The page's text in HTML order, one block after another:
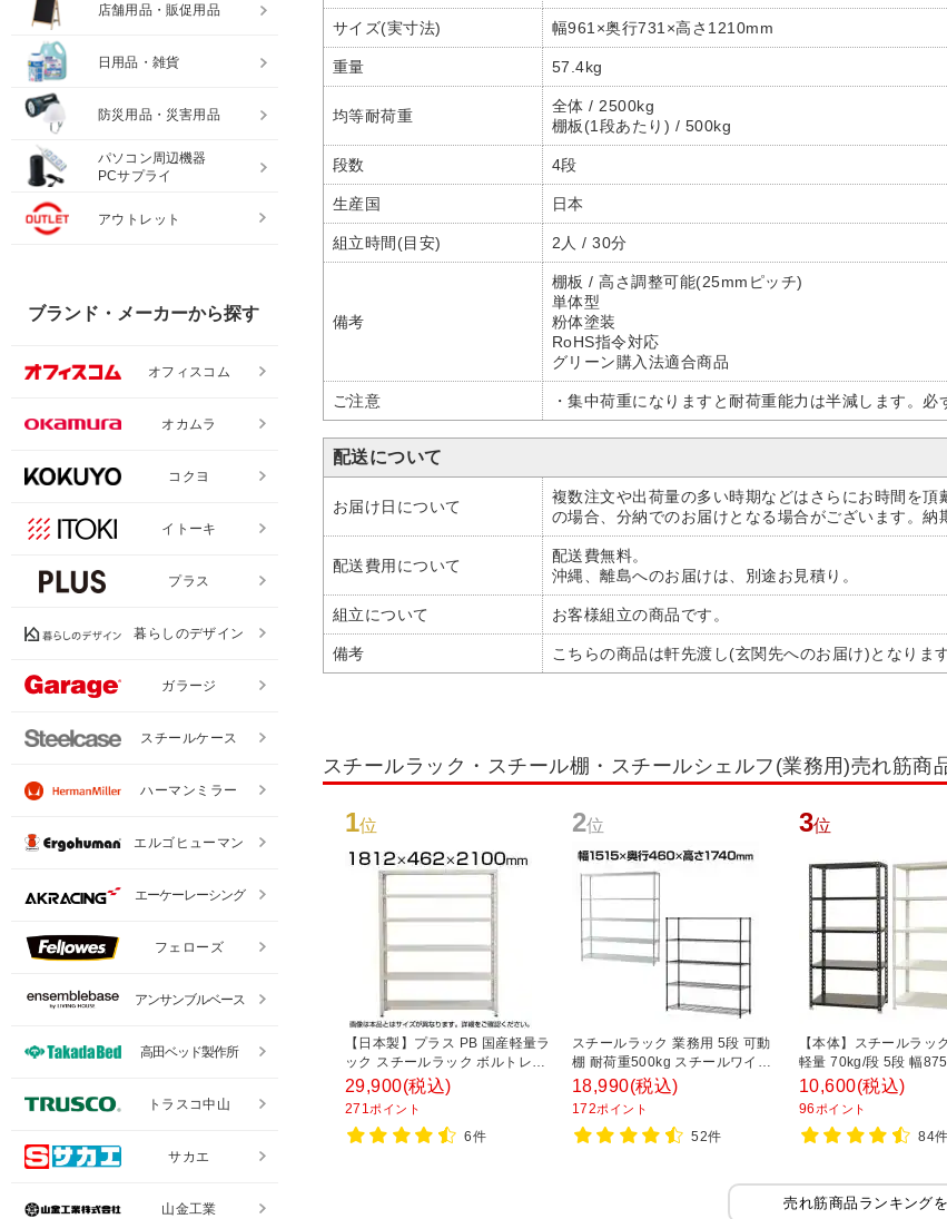
サイズ(実寸法) 幅961×奥行731×高さ1210mm
重量 57.4kg
均等耐荷重
全体 / 2500kg
棚板(1段あたり) / 500kg
段数 4段
生産国 日本
組立時間(目安) 2人 / 30分
備考
棚板 / 高さ調整可能(25mmピッチ)
単体型
粉体塗装
RoHS指令対応
グリーン購入法適合商品
ご注意 ・集中荷重になりますと耐荷重能力は半減します。
配送について
お届け日について
複数注文や出荷量の多い時期などはさらにお時間を
の場合、分納でのお届けとなる場合がございます。納
配送費用について
配送費無料。
沖縄、離島へのお届けは、別途お見積り。
組立について お客様組立の商品です。
備考 こちらの商品は軒先渡し(玄関先へのお届け)となります
スチールラック・スチール棚・スチールシェルフ(業務用)売れ筋商
1位
【日本製】プラス PB 国産軽量ラ
ック スチールラック ボルトレス
耐荷重150kg/段 天地6段 幅
1812×奥行462×高さ2100mm ス
チール棚 スチールシェルフ 収納
棚 オープンラック 収納ラック
29,900(税込)
271ポイント
6件
2位
スチールラック 業務用 5段 可動
棚 耐荷重500kg スチールワイヤ
ーラック シェルゴ 幅1515×奥行
460×高さ1740mm
18,990(税込)
172ポイント
52件
3位
【本体】スチールラッ
軽量 70kg/段 5段 幅
450×高さ1800mm 【ホ
ブラック】
10,600(税込)
96 ポイント
84件
売れ筋商品ランキング
店舗用品・販促用品
日用品・雑貨
防災用品・災害用品
パソコン周辺機器
PCサプライ
アウトレット
ブランド・メーカーから探す
オフィスコム
オカムラ
コクヨ
イトーキ
プラス
暮らしのデザイン
ガラージ
スチールケース
ハーマンミラー
エルゴヒューマン
エーケーレーシング
フェローズ
アンサンブルベース
高田ベッド製作所
トラスコ中山
サカエ
山金工業